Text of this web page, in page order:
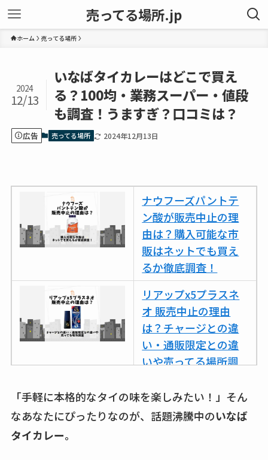
売ってる場所.jp
ホーム 売ってる場所
いなばタイカレーはどこで買え
る？100均・業務スーパー・値段
も調査！うますぎ？口コミは？
2024
12/13
広告 売ってる場所 2024年12月13日
ナウフーズパントテ
ン酸が販売中止の理
由は？購入可能な市
販はネットでも買え
るか徹底調査！
リアップx5プラスネ
オ 販売中止の理由
は？チャージとの違
い・通販限定との違
いや売ってる場所調
ココネシャンプー詰
め替えはどこで売っ
「手軽に本格的なタイの味を楽しみたい！」そん
なあなたにぴったりなのが、話題沸騰中のいなば
タイカレー。